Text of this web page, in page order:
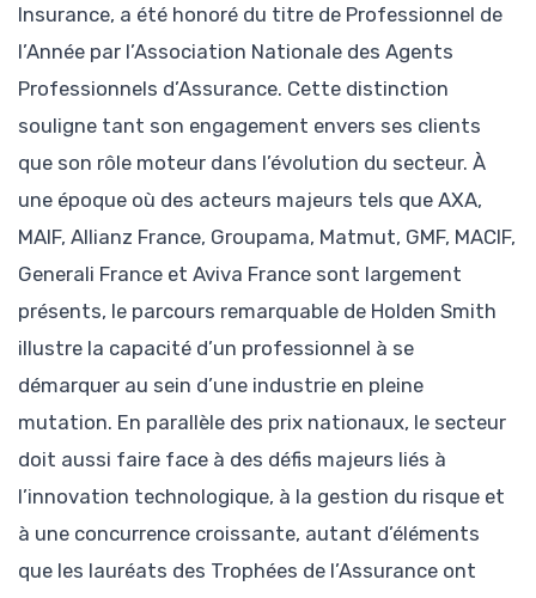
Insurance, a été honoré du titre de Professionnel de
l’Année par l’Association Nationale des Agents
Professionnels d’Assurance. Cette distinction
souligne tant son engagement envers ses clients
que son rôle moteur dans l’évolution du secteur. À
une époque où des acteurs majeurs tels que AXA,
MAIF, Allianz France, Groupama, Matmut, GMF, MACIF,
Generali France et Aviva France sont largement
présents, le parcours remarquable de Holden Smith
illustre la capacité d’un professionnel à se
démarquer au sein d’une industrie en pleine
mutation. En parallèle des prix nationaux, le secteur
doit aussi faire face à des défis majeurs liés à
l’innovation technologique, à la gestion du risque et
à une concurrence croissante, autant d’éléments
que les lauréats des Trophées de l’Assurance ont